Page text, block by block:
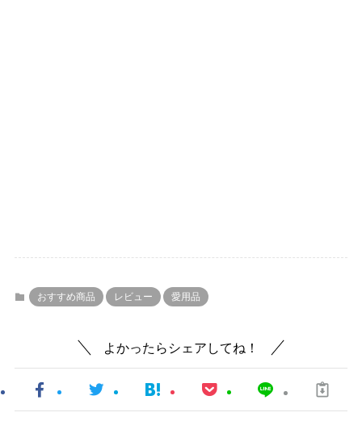
おすすめ商品 レビュー 愛用品
よかったらシェアしてね！